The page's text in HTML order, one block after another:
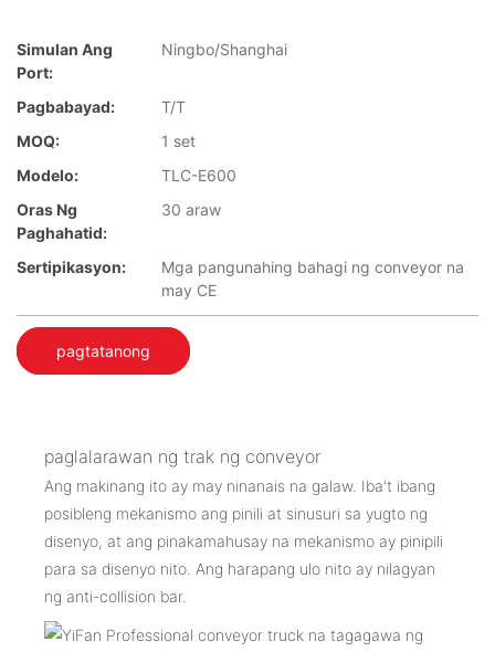
Simulan Ang
Port:
Ningbo/Shanghai
Pagbabayad:
T/T
MOQ:
1 set
Modelo:
TLC-E600
Oras Ng
Paghahatid:
30 araw
Sertipikasyon:
Mga pangunahing bahagi ng conveyor na
may CE
pagtatanong
paglalarawan ng trak ng conveyor
Ang makinang ito ay may ninanais na galaw. Iba't ibang
posibleng mekanismo ang pinili at sinusuri sa yugto ng
disenyo, at ang pinakamahusay na mekanismo ay pinipili
para sa disenyo nito. Ang harapang ulo nito ay nilagyan
ng anti-collision bar.